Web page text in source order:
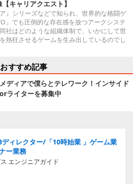
キャリアクエスト】
ア』シリーズなどで知られ、世界的な格闘ゲ
」でも圧倒的な存在感を放つアークシステ
社はどのような組織体制で、いかにして世
熱狂させるゲームを生み出しているのでし
おすすめ記事
ディアで僕らとテレワーク！インサイド
ライターを募集中
ィレクター/「10時始業 」ゲーム業
ー業務
エンジニアガイド